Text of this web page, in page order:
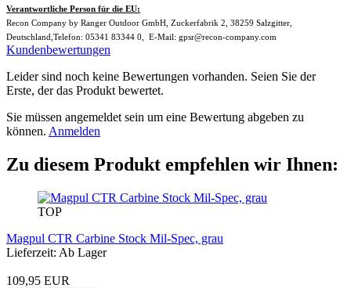
Verantwortliche Person für die EU:
Recon Company by Ranger Outdoor GmbH, Zuckerfabrik 2, 38259 Salzgitter,
Deutschland,Telefon: 05341 83344 0, E-Mail: gpsr@recon-company.com
Kundenbewertungen
Leider sind noch keine Bewertungen vorhanden. Seien Sie der
Erste, der das Produkt bewertet.
Sie müssen angemeldet sein um eine Bewertung abgeben zu
können. Anmelden
Zu diesem Produkt empfehlen wir Ihnen:
TOP
Magpul CTR Carbine Stock Mil-Spec, grau
Lieferzeit: Ab Lager
109,95 EUR